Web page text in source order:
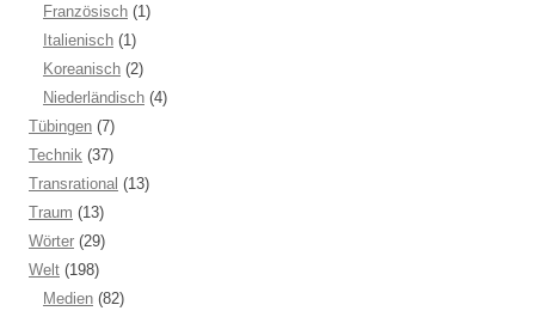
Französisch (1)
Italienisch (1)
Koreanisch (2)
Niederländisch (4)
Tübingen (7)
Technik (37)
Transrational (13)
Traum (13)
Wörter (29)
Welt (198)
Medien (82)